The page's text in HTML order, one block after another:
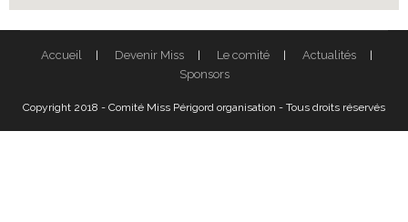
Accueil Devenir Miss Le comité
Actualités
Sponsors
Copyright 2018 - Comité Miss Périgord organisation - Tous droits réservés